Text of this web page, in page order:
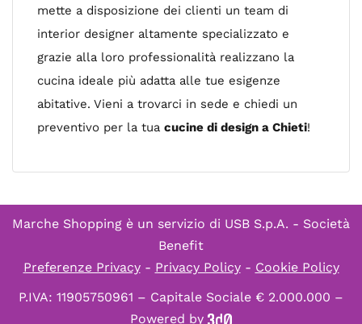
mette a disposizione dei clienti un team di
interior designer altamente specializzato e
grazie alla loro professionalità realizzano la
cucina ideale più adatta alle tue esigenze
abitative. Vieni a trovarci in sede e chiedi un
preventivo per la tua cucine di design a Chieti!
Marche Shopping è un servizio di USB S.p.A. - Società
Benefit
Preferenze Privacy- Privacy Policy- Cookie Policy
P.IVA: 11905750961 – Capitale Sociale € 2.000.000 –
Powered by